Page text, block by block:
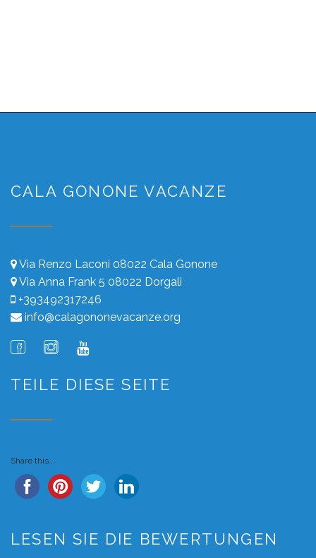
CALA GONONE VACANZE
Via Renzo Laconi 08022 Cala Gonone
Via Anna Frank 5 08022 Dorgali
+393492317246
info@calagononevacanze.org
TEILE DIESE SEITE
Share this...
LESEN SIE DIE BEWERTUNGEN